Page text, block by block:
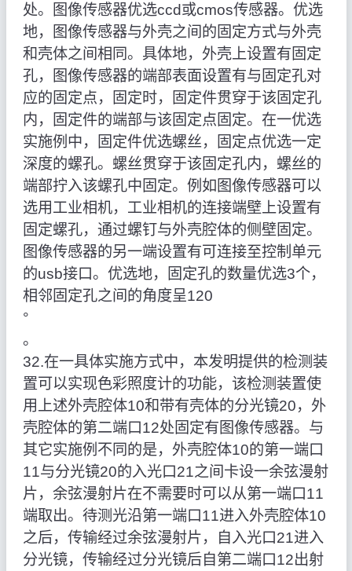
处。图像传感器优选ccd或cmos传感器。优选
地，图像传感器与外壳之间的固定方式与外壳
和壳体之间相同。具体地，外壳上设置有固定
孔，图像传感器的端部表面设置有与固定孔对
应的固定点，固定时，固定件贯穿于该固定孔
内，固定件的端部与该固定点固定。在一优选
实施例中，固定件优选螺丝，固定点优选一定
深度的螺孔。螺丝贯穿于该固定孔内，螺丝的
端部拧入该螺孔中固定。例如图像传感器可以
选用工业相机，工业相机的连接端壁上设置有
固定螺孔，通过螺钉与外壳腔体的侧壁固定。
图像传感器的另一端设置有可连接至控制单元
的usb接口。优选地，固定孔的数量优选3个，
相邻固定孔之间的角度呈120
°
。
32.在一具体实施方式中，本发明提供的检测装
置可以实现色彩照度计的功能，该检测装置使
用上述外壳腔体10和带有壳体的分光镜20，外
壳腔体的第二端口12处固定有图像传感器。与
其它实施例不同的是，外壳腔体10的第一端口
11与分光镜20的入光口21之间卡设一余弦漫射
片，余弦漫射片在不需要时可以从第一端口11
端取出。待测光沿第一端口11进入外壳腔体10
之后，传输经过余弦漫射片，自入光口21进入
分光镜，传输经过分光镜后自第二端口12出射